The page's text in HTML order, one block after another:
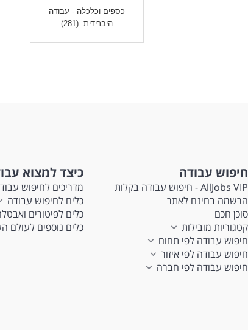
כספים וכלכלה - עבודה
היברידית (281)
חיפוש עבודה
AllJobs VIP - חיפוש עבודה בקלות
הרשמה בחינם לאתר
סוכן חכם
קטגוריות מובילות
חיפוש עבודה לפי תחום
חיפוש עבודה לפי איזור
חיפוש עבודה לפי חברה
כיצד למצוא
מדריכים לחיפוש
כלים לחיפוש עבודה
כלים לפיטורים
כלים נוספים לעולם